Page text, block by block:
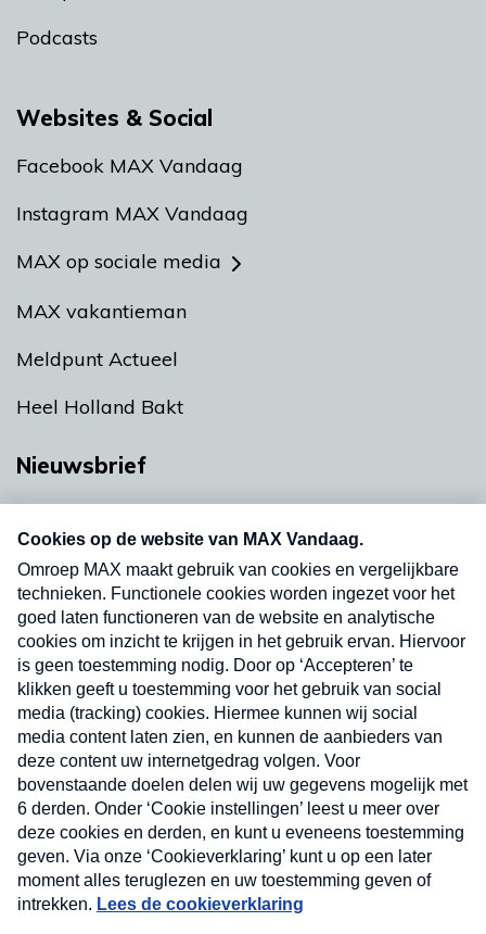
Podcasts
Websites & Social
Facebook MAX Vandaag
Instagram MAX Vandaag
MAX op sociale media
MAX vakantieman
Meldpunt Actueel
Heel Holland Bakt
Nieuwsbrief
Neem hier een gratis abonnement op onze
nieuwsbrief. Elke vrijdag- en dinsdagochtend in
uw mailbox.
Verzend
Nieuwsbrief
Neem hier een gratis abonnement op onze
nieuwsbrief. Elke vrijdag- en dinsdagochtend in uw